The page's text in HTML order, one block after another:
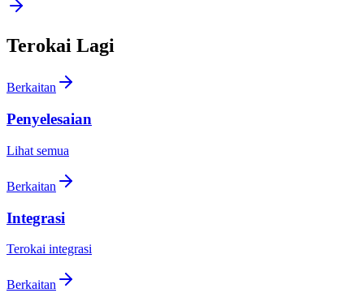
Terokai Lagi
Berkaitan
Penyelesaian
Lihat semua
Berkaitan
Integrasi
Terokai integrasi
Berkaitan